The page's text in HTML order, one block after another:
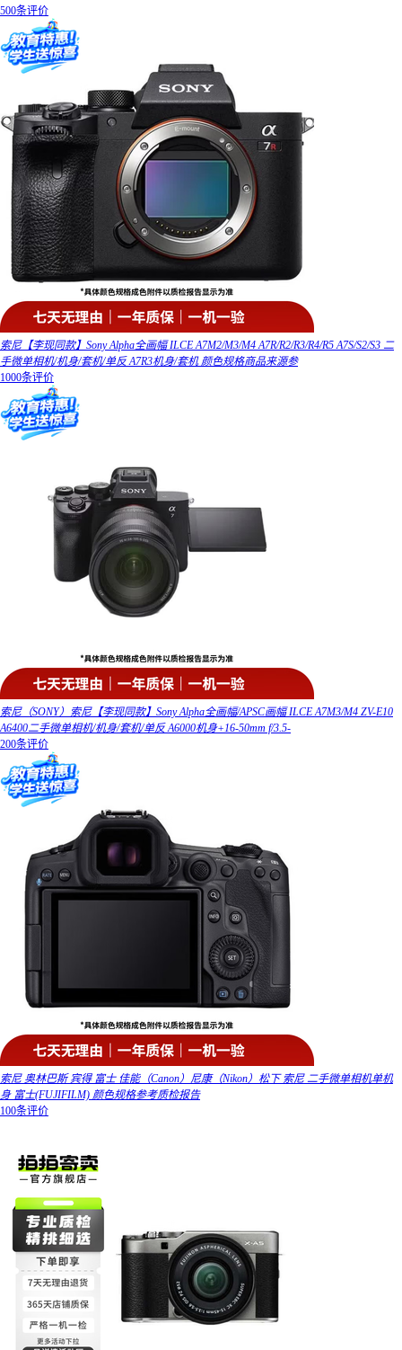
500条评价
索尼【李现同款】Sony Alpha全画幅 ILCE A7M2/M3/M4 A7R/R2/R3/R4/R5 A7S/S2/S3 二
手微单相机/机身/套机/单反 A7R3机身/套机 颜色规格商品来源参
1000条评价
索尼（SONY）索尼【李现同款】Sony Alpha全画幅/APSC画幅 ILCE A7M3/M4 ZV-E10
A6400二手微单相机/机身/套机/单反 A6000机身+16-50mm f/3.5-
200条评价
索尼 奥林巴斯 宾得 富士 佳能（Canon）尼康（Nikon）松下 索尼 二手微单相机单机
身 富士(FUJIFILM) 颜色规格参考质检报告
100条评价